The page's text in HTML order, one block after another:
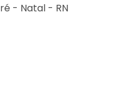
- Natal - RN